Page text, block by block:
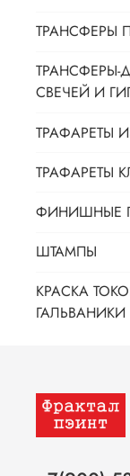
ТРАНСФЕРЫ
ТРАНСФЕРЫ-
СВЕЧЕЙ И
ТРАФАРЕТЫ
ТРАФАРЕТЫ
ФИНИШНЫЕ
ШТАМПЫ
КРАСКА
ГАЛЬВАНИКИ